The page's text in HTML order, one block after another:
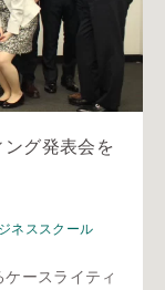
ング発表会を
ネススクール
ースライティ